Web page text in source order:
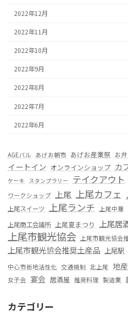
2022年12月
2022年11月
2022年10月
2022年9月
2022年8月
2022年7月
2022年6月
AGEバル あげお朝市 あげお産業祭 お
イートイン オンラインショップ カ
ケーキ スタンプラリー テイクアウト
ワークショップ 上尾 上尾カフェ
上尾スイーツ 上尾ランチ 上尾中華
上尾商工会議所 上尾夏まつり 上尾居
上尾市観光協会 上尾市観光協会
上尾市観光協会推奨土産品 上尾駅
中心市街地活性化 交通規制 北上尾 地
女子会 宴会 居酒屋 推奨料理 製造業
カテゴリー